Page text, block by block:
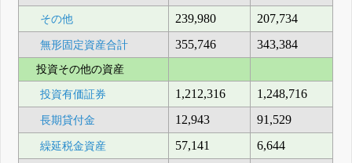
その他 239,980 207,734
無形固定資産合計 355,746 343,384
投資その他の資産
投資有価証券 1,212,316 1,248,716
長期貸付金 12,943 91,529
繰延税金資産 57,141 6,644